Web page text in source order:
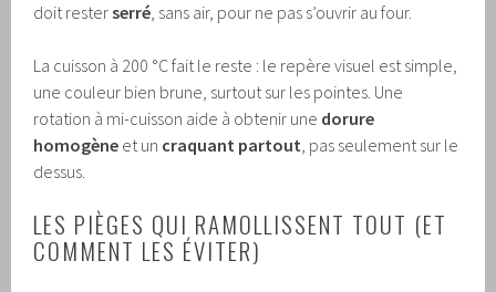
doit resterserré , sans air, pour ne pas s’ouvrir au four.
La cuisson à 200 °C fait le reste : le repère visuel est simple,
une couleur bien brune, surtout sur les pointes. Une
rotation à mi-cuisson aide à obtenir une dorure
homogène et un craquant partout , pas seulement sur le
dessus.
LES PIÈGES QUI RAMOLLISSENT TOUT (ET
COMMENT LES ÉVITER)